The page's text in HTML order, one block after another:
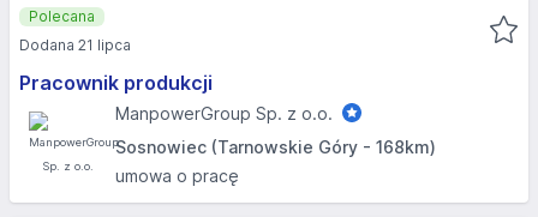
Pracownik produkcji
ManpowerGroup Sp. z o.o.
Sosnowiec (Tarnowskie Góry - 168km)
umowa o pracę
Polecana
Dodana 21 lipca